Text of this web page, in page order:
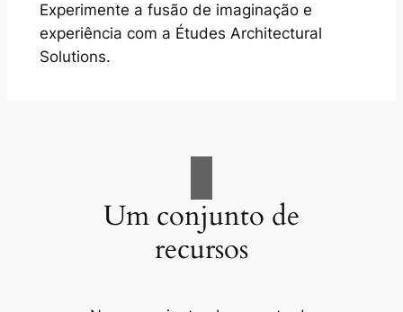
Experimente a fusão de imaginação e
experiência com a Études Architectural
Solutions.
Um conjunto de
recursos